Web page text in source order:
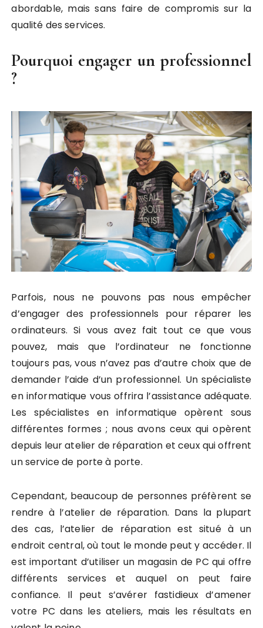
abordable, mais sans faire de compromis sur la
qualité des services.
Pourquoi engager un professionnel
?
Parfois, nous ne pouvons pas nous empêcher
d’engager des professionnels pour réparer les
ordinateurs. Si vous avez fait tout ce que vous
pouvez, mais que l’ordinateur ne fonctionne
toujours pas, vous n’avez pas d’autre choix que de
demander l’aide d’un professionnel. Un spécialiste
en informatique vous offrira l’assistance adéquate.
Les spécialistes en informatique opèrent sous
différentes formes ; nous avons ceux qui opèrent
depuis leur atelier de réparation et ceux qui offrent
un service de porte à porte.
Cependant, beaucoup de personnes préfèrent se
rendre à l’atelier de réparation. Dans la plupart
des cas, l’atelier de réparation est situé à un
endroit central, où tout le monde peut y accéder. Il
est important d’utiliser un magasin de PC qui offre
différents services et auquel on peut faire
confiance. Il peut s’avérer fastidieux d’amener
votre PC dans les ateliers, mais les résultats en